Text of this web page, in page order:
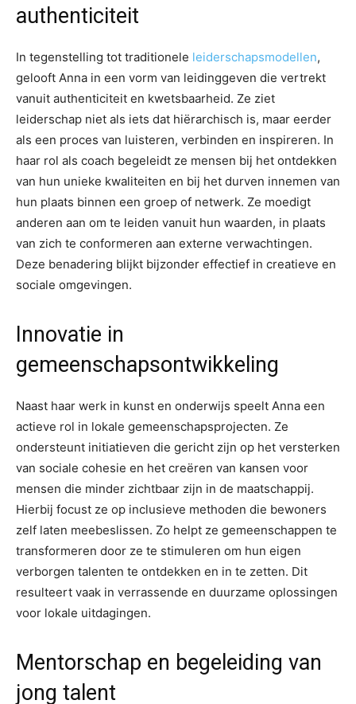
authenticiteit
In tegenstelling tot traditionele leiderschapsmodellen,
gelooft Anna in een vorm van leidinggeven die vertrekt
vanuit authenticiteit en kwetsbaarheid. Ze ziet
leiderschap niet als iets dat hiërarchisch is, maar eerder
als een proces van luisteren, verbinden en inspireren. In
haar rol als coach begeleidt ze mensen bij het ontdekken
van hun unieke kwaliteiten en bij het durven innemen van
hun plaats binnen een groep of netwerk. Ze moedigt
anderen aan om te leiden vanuit hun waarden, in plaats
van zich te conformeren aan externe verwachtingen.
Deze benadering blijkt bijzonder effectief in creatieve en
sociale omgevingen.
Innovatie in
gemeenschapsontwikkeling
Naast haar werk in kunst en onderwijs speelt Anna een
actieve rol in lokale gemeenschapsprojecten. Ze
ondersteunt initiatieven die gericht zijn op het versterken
van sociale cohesie en het creëren van kansen voor
mensen die minder zichtbaar zijn in de maatschappij.
Hierbij focust ze op inclusieve methoden die bewoners
zelf laten meebeslissen. Zo helpt ze gemeenschappen te
transformeren door ze te stimuleren om hun eigen
verborgen talenten te ontdekken en in te zetten. Dit
resulteert vaak in verrassende en duurzame oplossingen
voor lokale uitdagingen.
Mentorschap en begeleiding van
jong talent